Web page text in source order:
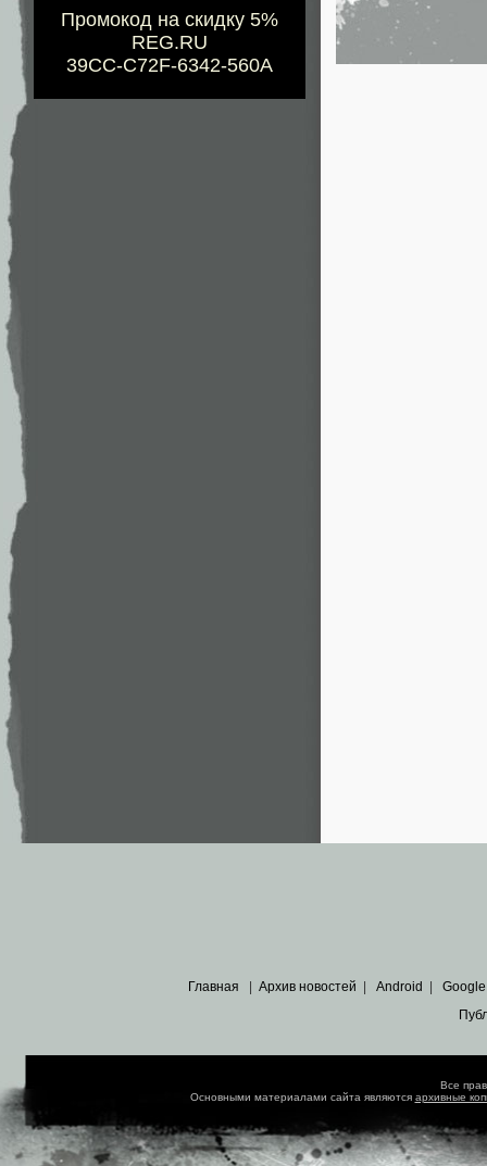
Промокод на скидку 5%
REG.RU
39CC-C72F-6342-560A
Главная Архив новостей Android Google
Все
Основными материалами сайта являются архивные